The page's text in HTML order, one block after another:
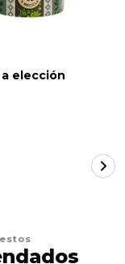
a elección